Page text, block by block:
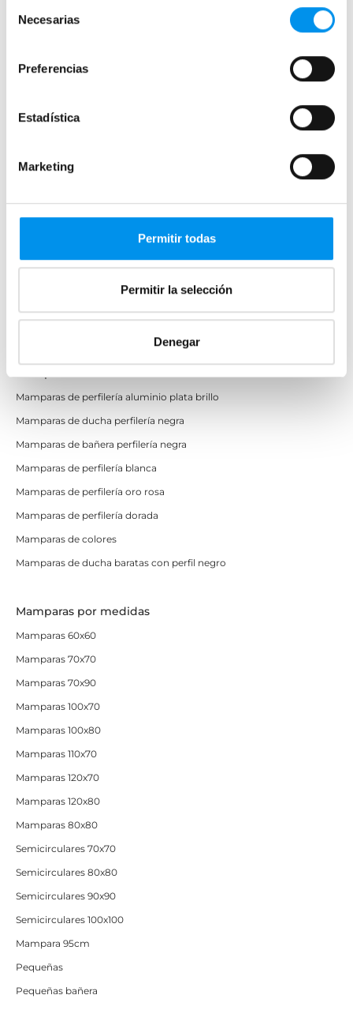
Necesarias
Preferencias
Estadística
Marketing
Permitir todas
Permitir la selección
Denegar
Mamparas de ducha
Mamparas cuadradas
Fijos y paneles de ducha
Apertura plegable
Mamparas con armario
Mamparas de perfilería aluminio plata brillo
Mamparas de ducha perfilería negra
Mamparas de bañera perfilería negra
Mamparas de perfilería blanca
Mamparas de perfilería oro rosa
Mamparas de perfilería dorada
Mamparas de colores
Mamparas de ducha baratas con perfil negro
Mamparas por medidas
Mamparas 60x60
Mamparas 70x70
Mamparas 70x90
Mamparas 100x70
Mamparas 100x80
Mamparas 110x70
Mamparas 120x70
Mamparas 120x80
Mamparas 80x80
Semicirculares 70x70
Semicirculares 80x80
Semicirculares 90x90
Semicirculares 100x100
Mampara 95cm
Pequeñas
Pequeñas bañera